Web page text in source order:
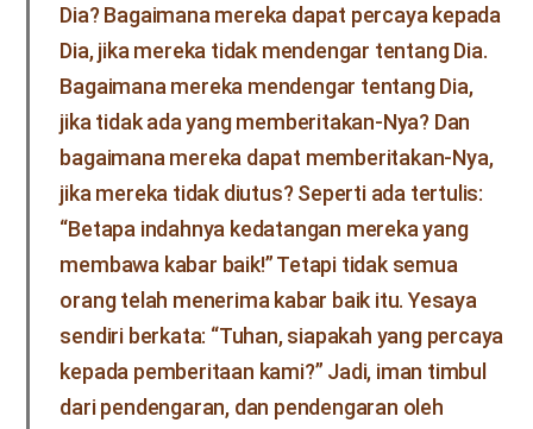
Dia? Bagaimana mereka dapat percaya kepada
Dia, jika mereka tidak mendengar tentang Dia.
Bagaimana mereka mendengar tentang Dia,
jika tidak ada yang memberitakan-Nya? Dan
bagaimana mereka dapat memberitakan-Nya,
jika mereka tidak diutus? Seperti ada tertulis:
“Betapa indahnya kedatangan mereka yang
membawa kabar baik!” Tetapi tidak semua
orang telah menerima kabar baik itu. Yesaya
sendiri berkata: “Tuhan, siapakah yang percaya
kepada pemberitaan kami?” Jadi, iman timbul
dari pendengaran, dan pendengaran oleh